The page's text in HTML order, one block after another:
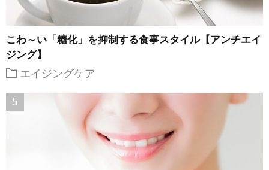
こわ～い「糖化」を抑制する食事スタイル【アンチエイ
ジング】
エイジングケア